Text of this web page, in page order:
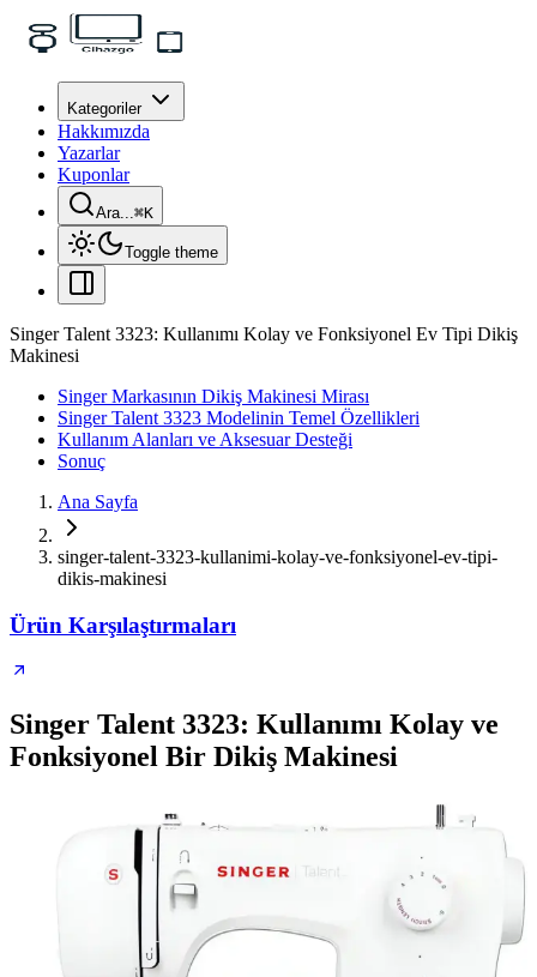
Kategoriler
Hakkımızda
Yazarlar
Kuponlar
Ara...⌘K
Toggle theme
Singer Talent 3323: Kullanımı Kolay ve Fonksiyonel Ev Tipi Dikiş
Makinesi
Singer Markasının Dikiş Makinesi Mirası
Singer Talent 3323 Modelinin Temel Özellikleri
Kullanım Alanları ve Aksesuar Desteği
Sonuç
Ana Sayfa
singer-talent-3323-kullanimi-kolay-ve-fonksiyonel-ev-tipi-
dikis-makinesi
Ürün Karşılaştırmaları
Singer Talent 3323: Kullanımı Kolay ve
Fonksiyonel Bir Dikiş Makinesi